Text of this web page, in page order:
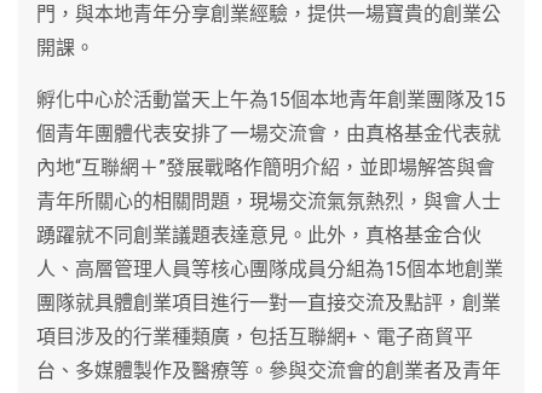
門，與本地青年分享創業經驗，提供一場寶貴的創業公
開課。
孵化中心於活動當天上午為15個本地青年創業團隊及15
個青年團體代表安排了一場交流會，由真格基金代表就
內地“互聯網＋”發展戰略作簡明介紹，並即場解答與會
青年所關心的相關問題，現場交流氣氛熱烈，與會人士
踴躍就不同創業議題表達意見。此外，真格基金合伙
人、高層管理人員等核心團隊成員分組為15個本地創業
團隊就具體創業項目進行一對一直接交流及點評，創業
項目涉及的行業種類廣，包括互聯網+、電子商貿平
台、多媒體製作及醫療等。參與交流會的創業者及青年